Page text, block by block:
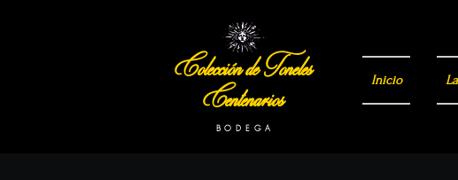
Colección de Toneles
Centenarios Inicio
B O D E G A